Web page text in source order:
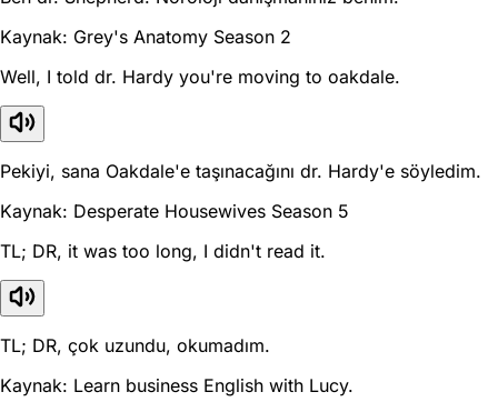
Kaynak: Grey's Anatomy Season 2
Well, I told dr. Hardy you're moving to oakdale.
Pekiyi, sana Oakdale'e taşınacağını dr. Hardy'e söyledim.
Kaynak: Desperate Housewives Season 5
TL; DR, it was too long, I didn't read it.
TL; DR, çok uzundu, okumadım.
Kaynak: Learn business English with Lucy.